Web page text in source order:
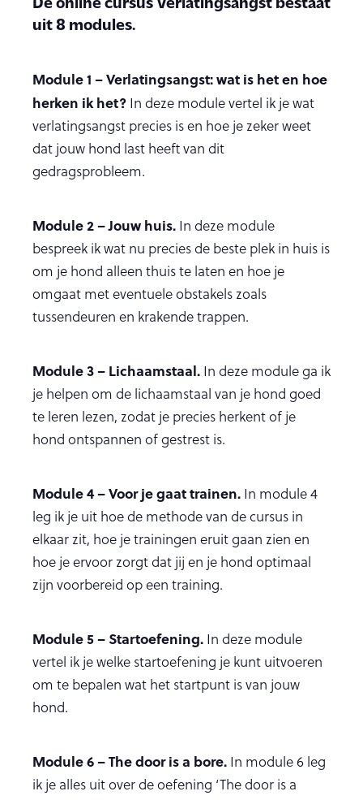
uit 8 modules.
Module 1 – Verlatingsangst: wat is het en hoe
herken ik het? In deze module vertel ik je wat
verlatingsangst precies is en hoe je zeker weet
dat jouw hond last heeft van dit
gedragsprobleem.
Module 2 – Jouw huis. In deze module
bespreek ik wat nu precies de beste plek in huis is
om je hond alleen thuis te laten en hoe je
omgaat met eventuele obstakels zoals
tussendeuren en krakende trappen.
Module 3 – Lichaamstaal. In deze module ga ik
je helpen om de lichaamstaal van je hond goed
te leren lezen, zodat je precies herkent of je
hond ontspannen of gestrest is.
Module 4 – Voor je gaat trainen. In module 4
leg ik je uit hoe de methode van de cursus in
elkaar zit, hoe je trainingen eruit gaan zien en
hoe je ervoor zorgt dat jij en je hond optimaal
zijn voorbereid op een training.
Module 5 – Startoefening. In deze module
vertel ik je welke startoefening je kunt uitvoeren
om te bepalen wat het startpunt is van jouw
hond.
Module 6 – The door is a bore. In module 6 leg
ik je alles uit over de oefening ‘The door is a